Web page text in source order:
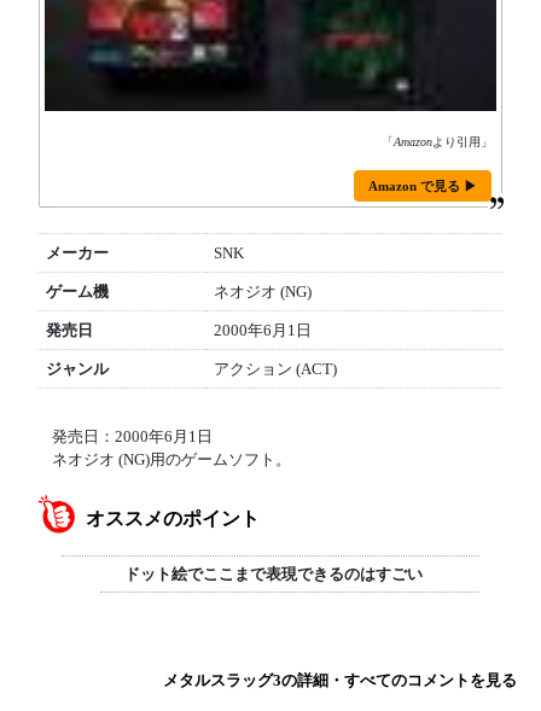
「Amazonより引用」
Amazon で見る ▶
メーカー SNK
ゲーム機 ネオジオ (NG)
発売日 2000年6月1日
ジャンル アクション (ACT)
発売日：2000年6月1日
ネオジオ (NG)用のゲームソフト。
オススメのポイント
ドット絵でここまで表現できるのはすごい
メタルスラッグ3の詳細・すべてのコメントを見る